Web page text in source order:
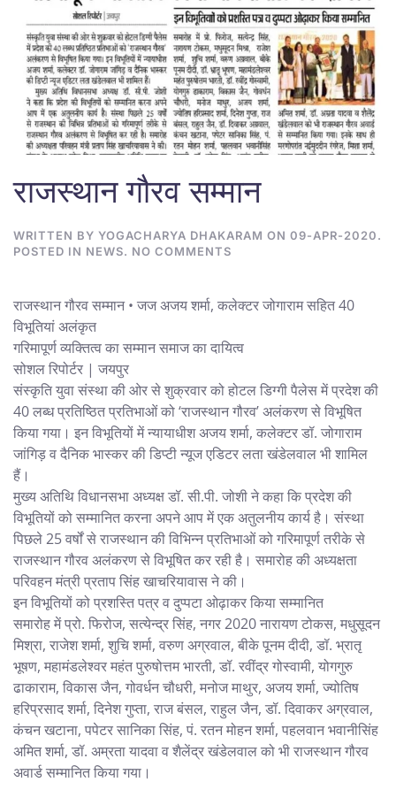
राजस्थान गौरव सम्मान
WRITTEN BY YOGACHARYA DHAKARAM ON 09-APR-2020.
POSTED IN NEWS. NO COMMENTS
सम्मान
राजस्थान गौरव सम्मान • जज अजय शर्मा, कलेक्टर जोगाराम सहित 40
विभूतियां अलंकृत
गरिमापूर्ण व्यक्तित्व का सम्मान समाज का दायित्व
सोशल रिपोर्टर | जयपुर
संस्कृति युवा संस्था की ओर से शुक्रवार को होटल डिग्गी पैलेस में प्रदेश की
40 लब्ध प्रतिष्ठित प्रतिभाओं को ‘राजस्थान गौरव’ अलंकरण से विभूषित
किया गया। इन विभूतियों में न्यायाधीश अजय शर्मा, कलेक्टर डॉ. जोगाराम
जांगिड़ व दैनिक भास्कर की डिप्टी न्यूज एडिटर लता खंडेलवाल भी शामिल
हैं।
मुख्य अतिथि विधानसभा अध्यक्ष डॉ. सी.पी. जोशी ने कहा कि प्रदेश की
विभूतियों को सम्मानित करना अपने आप में एक अतुलनीय कार्य है। संस्था
पिछले 25 वर्षों से राजस्थान की विभिन्न प्रतिभाओं को गरिमापूर्ण तरीके से
राजस्थान गौरव अलंकरण से विभूषित कर रही है। समारोह की अध्यक्षता
परिवहन मंत्री प्रताप सिंह खाचरियावास ने की।
इन विभूतियों को प्रशस्ति पत्र व दुप्पटा ओढ़ाकर किया सम्मानित
समारोह में प्रो. फिरोज, सत्येन्द्र सिंह, नगर 2020 नारायण टोकस, मधुसूदन
मिश्रा, राजेश शर्मा, शुचि शर्मा, वरुण अग्रवाल, बीके पूनम दीदी, डॉ. भ्रातृ
भूषण, महामंडलेश्वर महंत पुरुषोत्तम भारती, डॉ. रवींद्र गोस्वामी, योगगुरु
ढाकाराम, विकास जैन, गोवर्धन चौधरी, मनोज माथुर, अजय शर्मा, ज्योतिष
हरिप्रसाद शर्मा, दिनेश गुप्ता, राज बंसल, राहुल जैन, डॉ. दिवाकर अग्रवाल,
कंचन खटाना, पपेटर सानिका सिंह, पं. रतन मोहन शर्मा, पहलवान भवानीसिंह
अमित शर्मा, डॉ. अम्रता यादवा व शैलेंद्र खंडेलवाल को भी राजस्थान गौरव
अवार्ड सम्मानित किया गया।